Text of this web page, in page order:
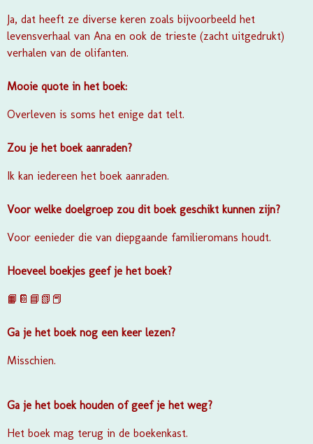
Ja, dat heeft ze diverse keren zoals bijvoorbeeld het
levensverhaal van Ana en ook de trieste (zacht uitgedrukt)
verhalen van de olifanten.
Mooie quote in het boek:
Overleven is soms het enige dat telt.
Zou je het boek aanraden?
Ik kan iedereen het boek aanraden.
Voor welke doelgroep zou dit boek geschikt kunnen zijn?
Voor eenieder die van diepgaande familieromans houdt.
Hoeveel boekjes geef je het boek?
📙📔📘📗📕
Ga je het boek nog een keer lezen?
Misschien.
Ga je het boek houden of geef je het weg?
Het boek mag terug in de boekenkast.